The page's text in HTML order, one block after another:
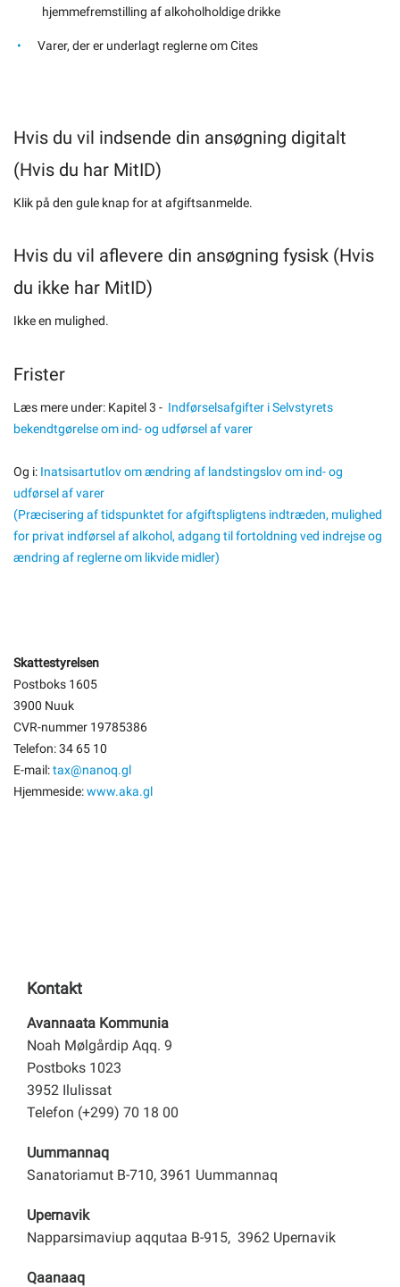
hjemmefremstilling af alkoholholdige drikke
Varer, der er underlagt reglerne om Cites
Hvis du vil indsende din ansøgning digitalt
(Hvis du har MitID)
Klik på den gule knap for at afgiftsanmelde.
Hvis du vil aflevere din ansøgning fysisk (Hvis
du ikke har MitID)
Ikke en mulighed.
Frister
Læs mere under: Kapitel 3 - Indførselsafgifter i Selvstyrets
bekendtgørelse om ind- og udførsel af varer
Og i: Inatsisartutlov om ændring af landstingslov om ind- og
udførsel af varer
(Præcisering af tidspunktet for afgiftspligtens indtræden, mulighed
for privat indførsel af alkohol, adgang til fortoldning ved indrejse og
ændring af reglerne om likvide midler)
Skattestyrelsen
Postboks 1605
3900 Nuuk
CVR-nummer 19785386
Telefon: 34 65 10
E-mail:tax@nanoq.gl
Hjemmeside:www.aka.gl
Kontakt
Avannaata Kommunia
Noah Mølgårdip Aqq. 9
Postboks 1023
3952 Ilulissat
Telefon (+299) 70 18 00
Uummannaq
Sanatoriamut B-710, 3961 Uummannaq
Upernavik
Napparsimaviup aqqutaa B-915, 3962 Upernavik
Qaanaaq